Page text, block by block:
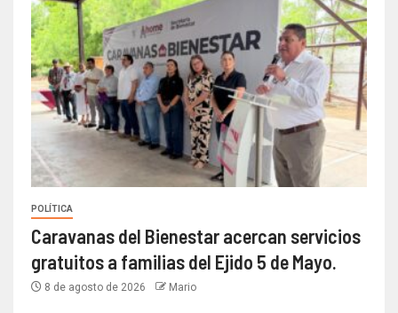
POLÍTICA
Caravanas del Bienestar acercan servicios
gratuitos a familias del Ejido 5 de Mayo.
8 de agosto de 2026 Mario